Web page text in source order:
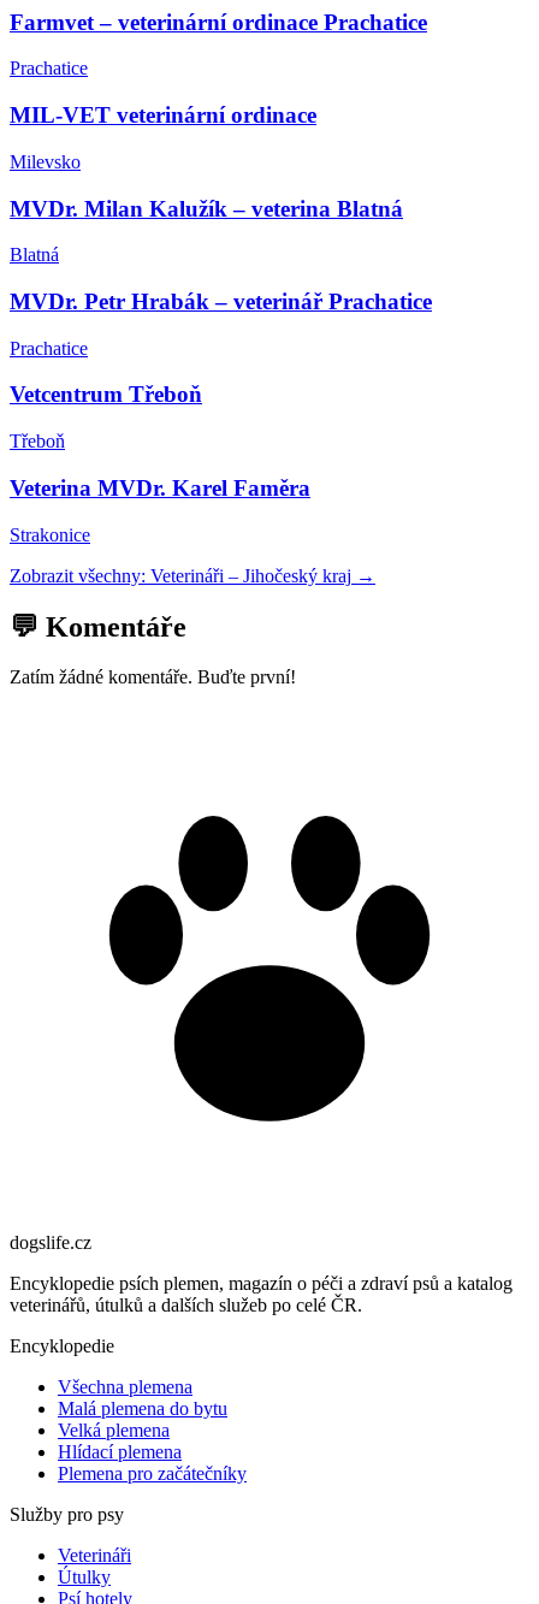
Farmvet – veterinární ordinace Prachatice
Prachatice
MIL-VET veterinární ordinace
Milevsko
MVDr. Milan Kalužík – veterina Blatná
Blatná
MVDr. Petr Hrabák – veterinář Prachatice
Prachatice
Vetcentrum Třeboň
Třeboň
Veterina MVDr. Karel Faměra
Strakonice
Zobrazit všechny: Veterináři – Jihočeský kraj →
💬 Komentáře
Zatím žádné komentáře. Buďte první!
dogslife.cz
Encyklopedie psích plemen, magazín o péči a zdraví psů a katalog
veterinářů, útulků a dalších služeb po celé ČR.
Encyklopedie
Všechna plemena
Malá plemena do bytu
Velká plemena
Hlídací plemena
Plemena pro začátečníky
Služby pro psy
Veterináři
Útulky
Psí hotely